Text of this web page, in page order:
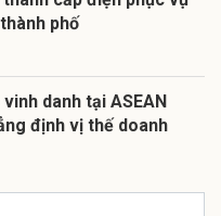
phố
danh tại ASEAN
định vị thế doanh